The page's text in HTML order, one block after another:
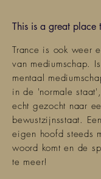
This is a great
Trance is ook weer
van mediumschap.
mentaal
in de 'normale
echt gezocht naar
bewustzijnsstaat.
eigen hoofd steeds
woord komt en de
te meer!